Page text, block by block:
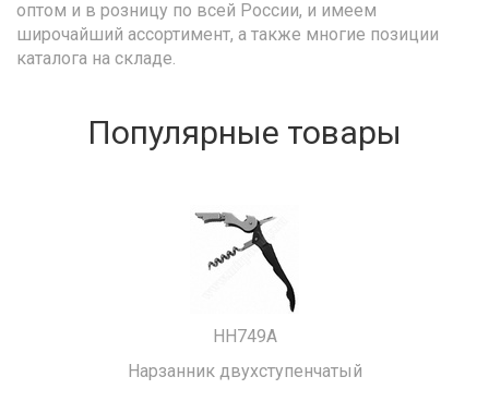
оптом и в розницу по всей России, и имеем
широчайший ассортимент, а также многие позиции
каталога на складе.
Популярные товары
HH749A
Нарзанник двухступенчатый